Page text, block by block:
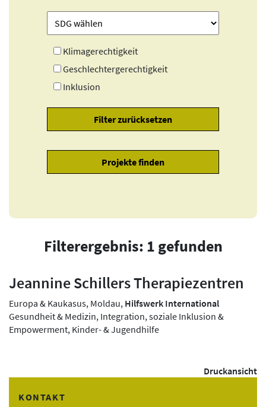
Klimagerechtigkeit
Geschlechtergerechtigkeit
Inklusion
Filterergebnis: 1 gefunden
Jeannine Schillers Therapiezentren
Europa & Kaukasus, Moldau, Hilfswerk International
Gesundheit & Medizin, Integration, soziale Inklusion &
Empowerment, Kinder- & Jugendhilfe
Druckansicht
KONTAKT